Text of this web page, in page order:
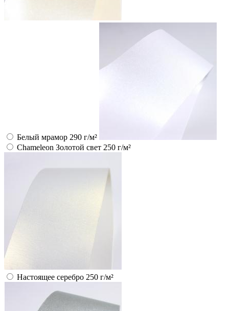
Белый мрамор 290 г/м²
Chameleon Золотой свет 250 г/м²
Настоящее серебро 250 г/м²